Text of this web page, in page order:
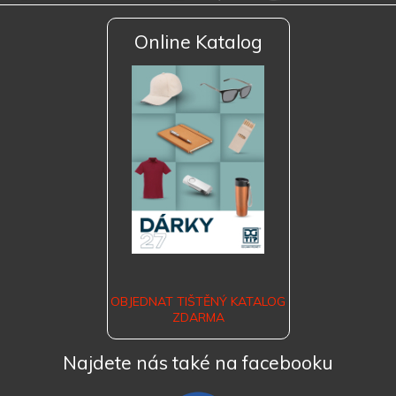
Online Katalog
OBJEDNAT TIŠTĚNÝ KATALOG
ZDARMA
Najdete nás také na facebooku